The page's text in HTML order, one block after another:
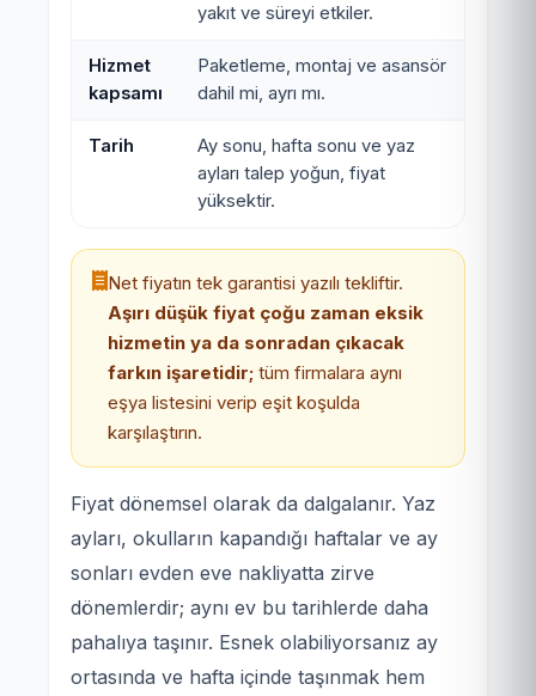
yakıt ve süreyi etkiler.
Hizmet
kapsamı
Paketleme, montaj ve asansör
dahil mi, ayrı mı.
Tarih
Ay sonu, hafta sonu ve yaz
ayları talep yoğun, fiyat
yüksektir.
Net fiyatın tek garantisi yazılı tekliftir.
Aşırı düşük fiyat çoğu zaman eksik
hizmetin ya da sonradan çıkacak
farkın işaretidir; tüm firmalara aynı
eşya listesini verip eşit koşulda
karşılaştırın.
Fiyat dönemsel olarak da dalgalanır. Yaz
ayları, okulların kapandığı haftalar ve ay
sonları evden eve nakliyatta zirve
dönemlerdir; aynı ev bu tarihlerde daha
pahalıya taşınır. Esnek olabiliyorsanız ay
ortasında ve hafta içinde taşınmak hem